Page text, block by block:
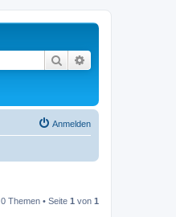
Suche
Anmelden
0 Themen • Seite 1 von 1